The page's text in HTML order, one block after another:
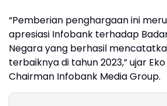
“Pemberian penghargaan ini
apresiasi Infobank terhadap
Negara yang berhasil
terbaiknya di tahun 2023,” ujar
Chairman Infobank Media Group.